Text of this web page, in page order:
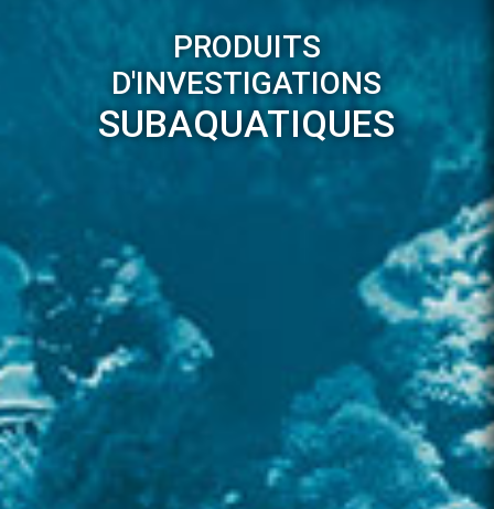
PRODUITS
D'INVESTIGATIONS
SUBAQUATIQUES